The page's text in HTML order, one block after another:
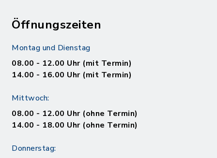
Öffnungszeiten
Montag und Dienstag
08.00 - 12.00 Uhr (mit Termin)
14.00 - 16.00 Uhr (mit Termin)
Mittwoch:
08.00 - 12.00 Uhr (ohne Termin)
14.00 - 18.00 Uhr (ohne Termin)
Donnerstag: